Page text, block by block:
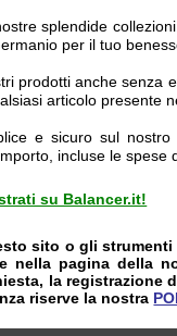
splendide
per il tuo
prodotti anche senza
articolo presente
e sicuro sul nostro
incluse le spese
su Balancer.it!
sito o gli
nella pagina della
la registrazione
riserve la nostra